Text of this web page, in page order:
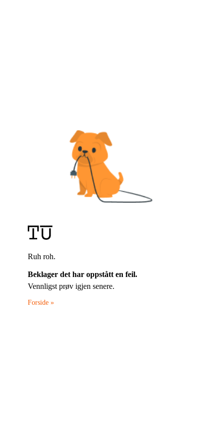
Ruh roh.
Beklager det har oppstått en feil.
Vennligst prøv igjen senere.
Forside »